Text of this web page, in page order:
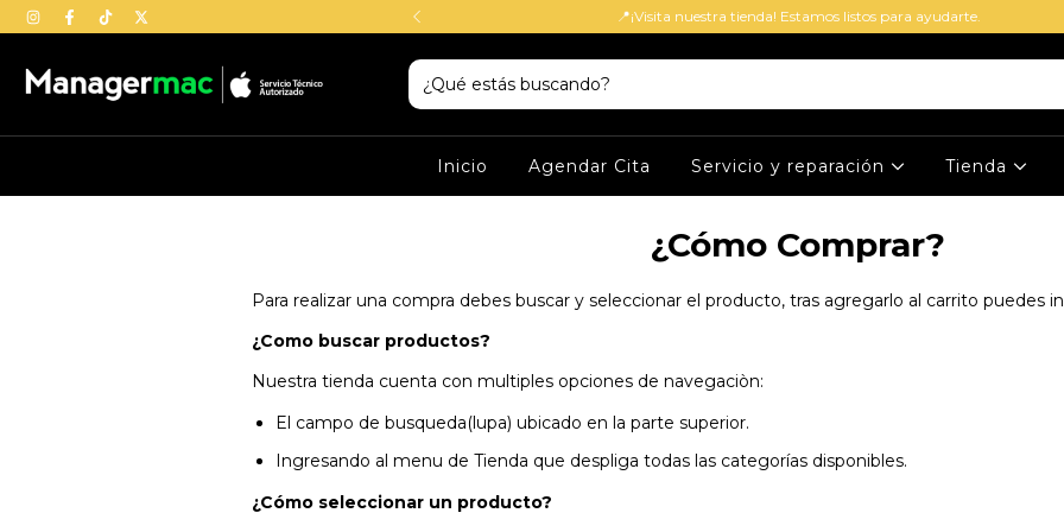
una Cita Aquí 📍¡Visita nuestra tienda! Estamos listos para ayudarte.
Inicio Agendar Cita Servicio y reparación Tienda
¿Cómo Comprar?
Para realizar una compra debes buscar y seleccionar el producto, tras agregarlo al carrito puedes
¿Como buscar productos?
Nuestra tienda cuenta con multiples opciones de navegaciòn:
El campo de busqueda(lupa) ubicado en la parte superior.
Ingresando al menu de Tienda que despliga todas las categorías disponibles.
¿Cómo seleccionar un producto?